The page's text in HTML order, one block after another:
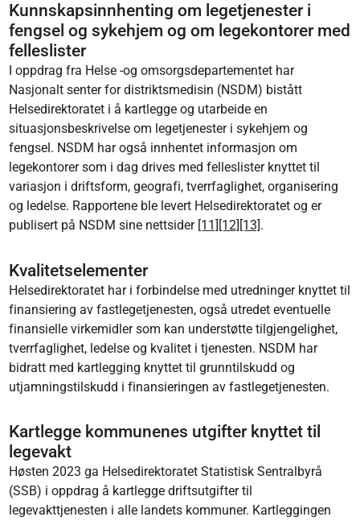
Kunnskapsinnhenting om legetjenester i
fengsel og sykehjem og om legekontorer med
felleslister
I oppdrag fra Helse -og omsorgsdepartementet har
Nasjonalt senter for distriktsmedisin (NSDM) bistått
Helsedirektoratet i å kartlegge og utarbeide en
situasjonsbeskrivelse om legetjenester i sykehjem og
fengsel. NSDM har også innhentet informasjon om
legekontorer som i dag drives med felleslister knyttet til
variasjon i driftsform, geografi, tverrfaglighet, organisering
og ledelse. Rapportene ble levert Helsedirektoratet og er
publisert på NSDM sine nettsider [11] [12] [13].
Kvalitetselementer
Helsedirektoratet har i forbindelse med utredninger knyttet til
finansiering av fastlegetjenesten, også utredet eventuelle
finansielle virkemidler som kan understøtte tilgjengelighet,
tverrfaglighet, ledelse og kvalitet i tjenesten. NSDM har
bidratt med kartlegging knyttet til grunntilskudd og
utjamningstilskudd i finansieringen av fastlegetjenesten.
Kartlegge kommunenes utgifter knyttet til
legevakt
Høsten 2023 ga Helsedirektoratet Statistisk Sentralbyrå
(SSB) i oppdrag å kartlegge driftsutgifter til
legevakttjenesten i alle landets kommuner. Kartleggingen